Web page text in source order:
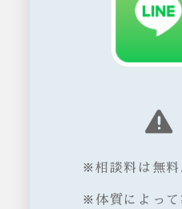
※相談料は無料
※体質によって